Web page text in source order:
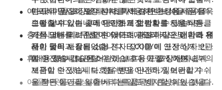
또한, 어린이 보호 포장은 가정 내 제품의 책임감 있는 보관 및 취급
을 장려하는 데 도움이 됩니다. 내용물에 접근하기 위해 어른들이 의
도적인 행동을 취하도록 함으로써, 이러한 안전 기능은 보호자들이
의약품, 화학 물질 및 기타 잠재적으로 위험한 물품을 보관할 때 더
욱 주의를 기울이도록 유도하여 어린이의 의도치 않은 접근 위험을
최소화합니다.
또한, 어린이 보호 포장은 부모와 보호자에게 유용한 교육 도구 역할
을 할 수 있습니다. 이러한 안전 설계의 특징과 작동 방식을 숙지함
으로써, 어른들은 어린이의 우발적인 중독이나 부상으로부터 아이
따라서 당사의 포장 상자를 사용하면 보석을 유아의
손에 닿지 않는 곳에 안전하게 보관할 수 있습니다.
면 맛과 품질이 떨어지며, 특히 습한 환경에서는 더욱
그렇습니다. 이 슬라이드형 포장 상자를 사용하면 클
래식 담배를 보존할 수 있으며, 퍼프마다 신선함과 원
래의 맛이 보장됩니다.
● 이 프리미엄 포장에 대마초 카트리지나 식용 제품을
보관할 수 있습니다. 대마초의 합법화로 인해 식용,
기름 또는 미리 압연된 대마초 관절과 같은 대마초 제
품이 널리 사용되었습니다. ECCODY에 안전하게 보관
할 수 있습니다.’에스슬라이드 아웃포장 상자.
● 충전식 배터리, 무선 이어버드, 메모리 카드 및 기타 유
사한 품목과 같은 소형 전자 장치를 이 포장 상자 안
에 안전하게 보관할 수 있습니다. 이렇게 하면 내부의
제품이 안전하게 보호될 뿐만 아니라, 잃어버리기 쉬
운 작은 물건을 잃어버리는 일도 방지할 수 있습니다.
● 휴대용 향수 캡슐은 어린이 보호용 포장 상자에 쉽게
보관할 수 있습니다. 향수병을 안전하게 보관할 수 있
을 뿐만 아니라 누출 시 다른 품목이 손상되는 것을
● 이 풀아웃 포장 상자에 시계를 보관할 수 있습니다. 슬